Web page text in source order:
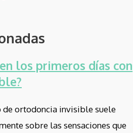
los primeros días con
de ortodoncia invisible suele
sobre las sensaciones que